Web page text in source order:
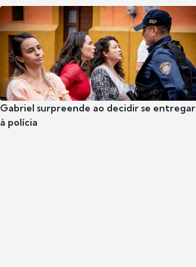
Gabriel surpreende ao decidir se entregar
à polícia